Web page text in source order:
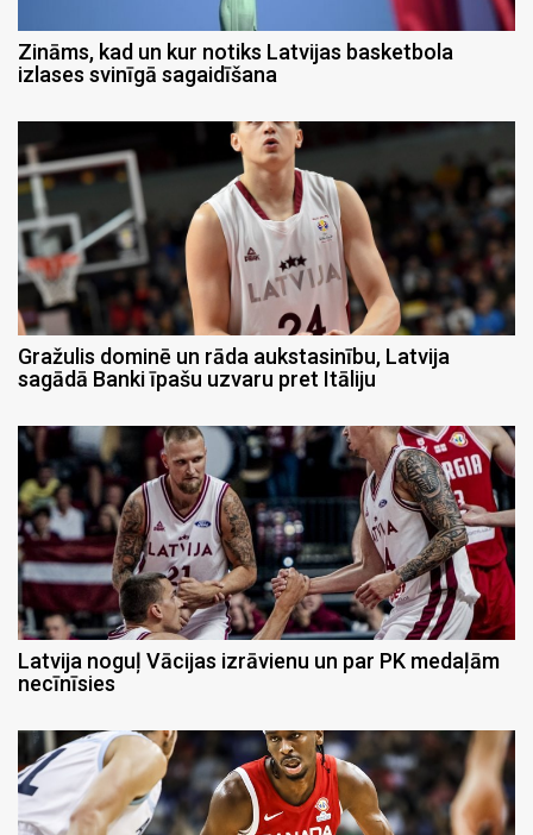
Zināms, kad un kur notiks Latvijas basketbola
izlases svinīgā sagaidīšana
Gražulis dominē un rāda aukstasinību, Latvija
sagādā Banki īpašu uzvaru pret Itāliju
Latvija noguļ Vācijas izrāvienu un par PK medaļām
necīnīsies